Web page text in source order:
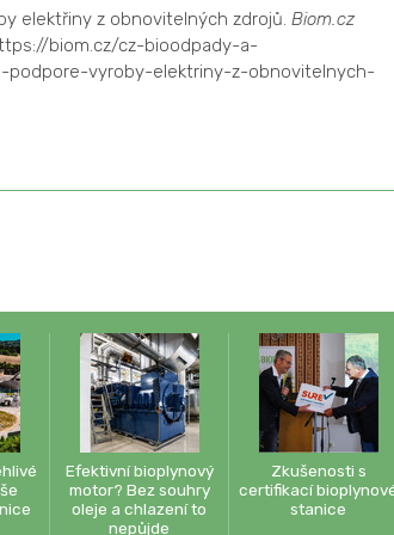
elektřiny z obnovitelných zdrojů. Biom.cz
biom.cz/cz-bioodpady-a-
podpore-vyroby-elektriny-z-obnovitelnych-
Efektivní bioplynový
motor? Bez souhry
oleje a chlazení to
nepůjde
Zkušenosti s
certifikací
stanice